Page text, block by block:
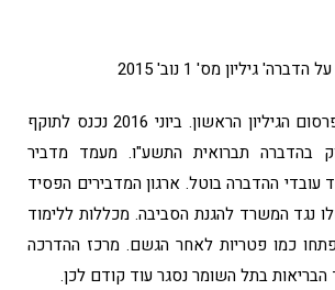
גיליון מס' 1 נוב' 2015
6 שנים עברו מאז פרסום הגיליון הראשון. ביוני 2016 נכנס לתוקף
בהדברה תברואית התשע"ו. מעמד מדביר
עובדי ההדברה בוטל. ארגון המדבירים הפסיד
נגד המשרד להגנת הסביבה. מכללות ללימוד
כמו פטריות לאחר הגשם. מרכז ההדרכה
הבריאות בתל השומר נסגר עוד קודם לכן.